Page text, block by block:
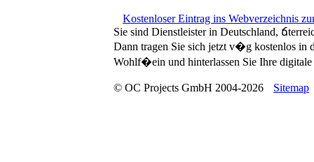
Kostenloser Eintrag ins Webverzeichnis
Sie sind Dienstleister in Deutschland,
Dann tragen Sie sich jetzt v�g kostenlos in
Wohlf�ein und hinterlassen Sie Ihre
© OC Projects GmbH 2004-2026 Sitemap